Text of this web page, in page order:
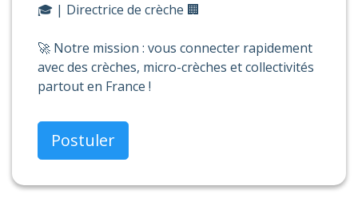
🎓 | Directrice de crèche 🏢
🚀 Notre mission : vous connecter rapidement
avec des crèches, micro-crèches et collectivités
partout en France !
Postuler